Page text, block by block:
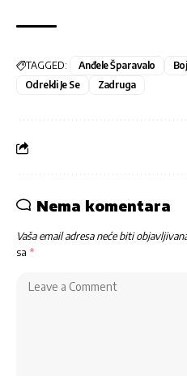
TAGGED: Anđele Šparavalo
Odrekli Je Se
Zadruga
Nema komentara
Vaša email adresa neće biti
sa *